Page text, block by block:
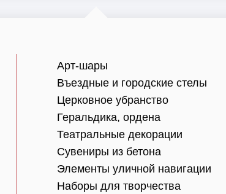
Арт-шары
Въездные и городские стелы
Церковное убранство
Геральдика, ордена
Театральные декорации
Сувениры из бетона
Элементы уличной навигации
Наборы для творчества